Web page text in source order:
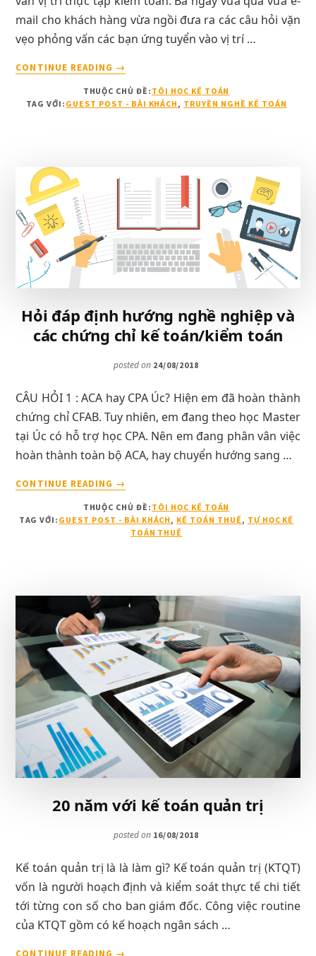
mail cho khách hàng vừa ngồi đưa ra các câu hỏi vặn
vẹo phỏng vấn các bạn ứng tuyển vào vị trí …
CONTINUE READING
VỀKINH
–
GHI
VẤN
TUYỂN
THỰC
TẬP
KIỂM
TOÁN
→
THUỘC CHỦ ĐỀ: TÔI HỌC KẾ TOÁN
TAG VỚI: GUEST POST - BÀI KHÁCH, TRUYỀN NGHỀ KẾ TOÁN
Hỏi đáp định hướng nghề nghiệp và
các chứng chỉ kế toán/kiểm toán
posted on 24/08/2018
CÂU HỎI 1 : ACA hay CPA Úc? Hiện em đã hoàn thành
chứng chỉ CFAB. Tuy nhiên, em đang theo học Master
tại Úc có hỗ trợ học CPA. Nên em đang phân vân việc
hoàn thành toàn bộ ACA, hay chuyển hướng sang …
CONTINUE READING
VỀHỎI
ĐỊNH
HƯỚNG
CHỨNG
KẾ
TOÁN/KIỂM
TOÁN
→
THUỘC CHỦ ĐỀ: TÔI HỌC KẾ TOÁN
TAG VỚI: GUEST POST - BÀI KHÁCH, KẾ TOÁN THUẾ, TỰ HỌC KẾ
TOÁN THUẾ
20 năm với kế toán quản trị
posted on 16/08/2018
Kế toán quản trị là là làm gì? Kế toán quản trị (KTQT)
vốn là người hoạch định và kiểm soát thực tế chi tiết
tới từng con số cho ban giám đốc. Công việc routine
của KTQT gồm có kế hoạch ngân sách …
CONTINUE READING VỀ20
→